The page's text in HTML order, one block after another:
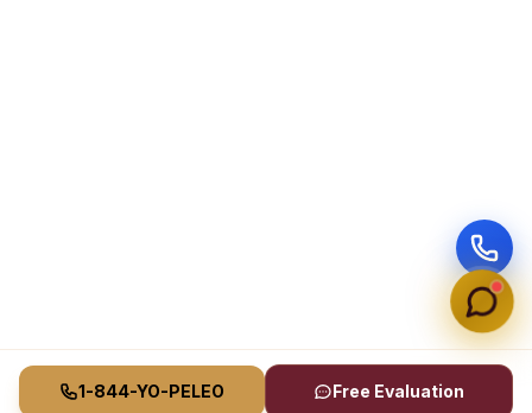
1-844-YO-PELEO Free Evaluation